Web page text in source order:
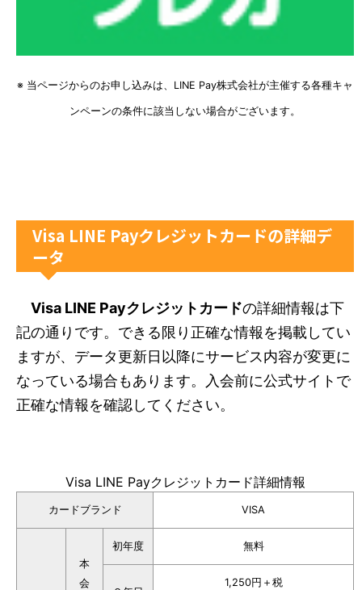
※ 当ページからのお申し込みは、LINE Pay株式会社が主催する各種キャ
ンペーンの条件に該当しない場合がございます。
Visa LINE Payクレジットカードの詳細デ
ータ
Visa LINE Payクレジットカードの詳細情報は下
記の通りです。できる限り正確な情報を掲載してい
ますが、データ更新日以降にサービス内容が変更に
なっている場合もあります。入会前に公式サイトで
正確な情報を確認してください。
Visa LINE Payクレジットカード詳細情報
カードブランド VISA
本
会
初年度 無料
1,250円＋税